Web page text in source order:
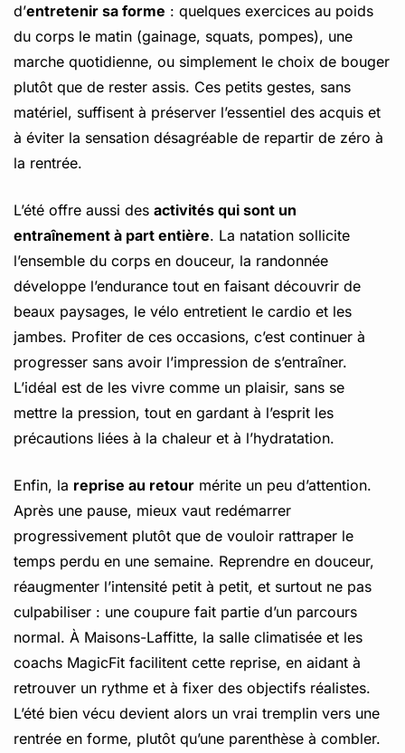
d’entretenir sa forme : quelques exercices au poids
du corps le matin (gainage, squats, pompes), une
marche quotidienne, ou simplement le choix de bouger
plutôt que de rester assis. Ces petits gestes, sans
matériel, suffisent à préserver l’essentiel des acquis et
à éviter la sensation désagréable de repartir de zéro à
la rentrée.
L’été offre aussi des activités qui sont un
entraînement à part entière. La natation sollicite
l’ensemble du corps en douceur, la randonnée
développe l’endurance tout en faisant découvrir de
beaux paysages, le vélo entretient le cardio et les
jambes. Profiter de ces occasions, c’est continuer à
progresser sans avoir l’impression de s’entraîner.
L’idéal est de les vivre comme un plaisir, sans se
mettre la pression, tout en gardant à l’esprit les
précautions liées à la chaleur et à l’hydratation.
Enfin, la reprise au retour mérite un peu d’attention.
Après une pause, mieux vaut redémarrer
progressivement plutôt que de vouloir rattraper le
temps perdu en une semaine. Reprendre en douceur,
réaugmenter l’intensité petit à petit, et surtout ne pas
culpabiliser : une coupure fait partie d’un parcours
normal. À Maisons-Laffitte, la salle climatisée et les
coachs MagicFit facilitent cette reprise, en aidant à
retrouver un rythme et à fixer des objectifs réalistes.
L’été bien vécu devient alors un vrai tremplin vers une
rentrée en forme, plutôt qu’une parenthèse à combler.